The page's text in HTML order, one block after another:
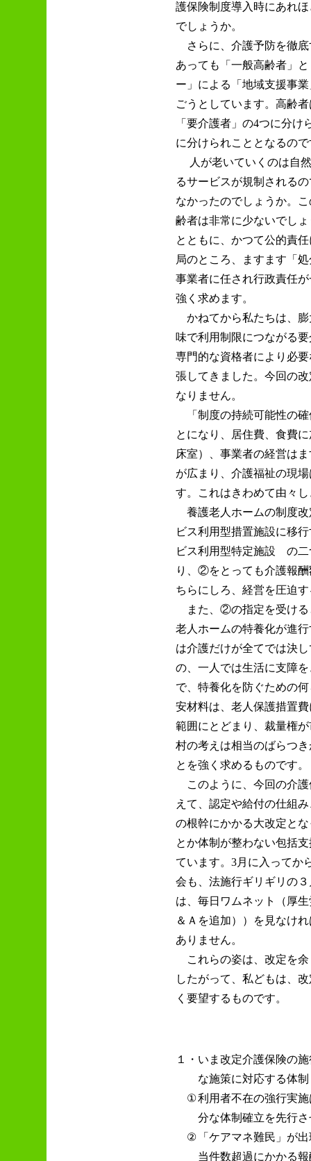
護保険制度導入時にあれ
でしょうか。
さらに、介護予防を徹底
あっても「一般高齢者」
ー」による「地域支援事
ごうとしています。高齢
「要介護者」の4つに分
に分けられこととなるので
人が老いていくのは自然
るサービスが規制される
なかったのでしょうか。
齢者は非常に少ないでし
とともに、かつて公的責
局のところ、ますます「
事業者に任され行政責任
強く求めます。
かねてから私たちは、膨
味で利用制限につながる
専門的な資格者により必
張してきました。今回の
なりません。
「制度の持続可能性の確
とになり、居住費、食費
床室）、事業者の経営は
が広まり、介護福祉の現
す。これはきわめて由々
養護老人ホームの制度改
ビス利用型措置施設に移
ビス利用型特定施設 の二
り、②をとっても介護報
ちらにしろ、経営を圧迫
また、②の指定を受ける
老人ホームの特養化が進
は介護だけが全てでは決
の、一人では生活に支障
で、特養化を防ぐための
安材料は、老人保護措置
範囲にとどまり、裁量権
村の考えは相当のばらつ
とを強く求めるものです。
このように、今回の介護
えて、認定や給付の仕組
の根幹にかかる大改定と
とか体制が整わない包括
ています。3月に入ってか
会も、法施行ギリギリの
は、毎日ワムネット（厚
＆Ａを追加））を見なけ
ありません。
これらの姿は、改定を余
したがって、私どもは、
く要望するものです。
１・ いま改定介護保険の
な施策に対応する体
①利用者不在の強行実
分な体制確立を先行
②
「ケアマネ難民」が
当件数超過にかかる